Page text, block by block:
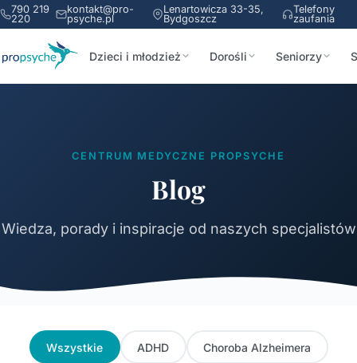
790 219
220
kontakt@pro-
psyche.pl
Lenartowicza 33-35,
Bydgoszcz
Telefony
zaufania
Dzieci i młodzież Dorośli Seniorzy
CENTRUM MEDYCZNE PROPSYCHE
Blog
Wiedza, porady i inspiracje od naszych specjalistów
Wszystkie ADHD Choroba Alzheimera